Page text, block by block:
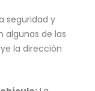
seguridad y
algunas de las
la dirección